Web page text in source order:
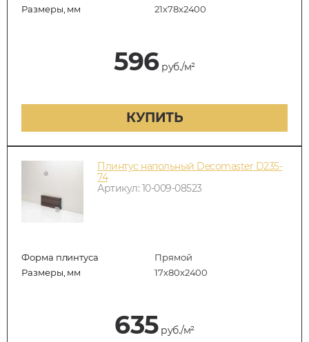
Размеры, мм
21х78х2400
596руб./м²
КУПИТЬ
Плинтус напольный Decomaster D235-
74
Артикул: 10-009-08523
Форма плинтуса
Прямой
Размеры, мм
17х80х2400
635руб./м²